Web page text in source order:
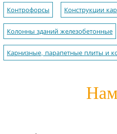
Контрофорсы Конструкции
Колонны зданий железобетонные
Карнизные, парапетные плиты и